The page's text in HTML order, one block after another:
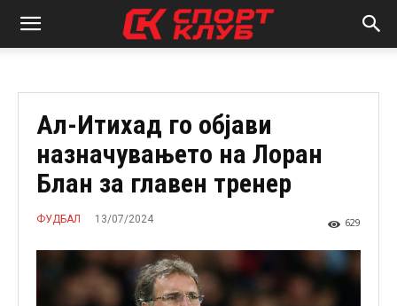
Ал-Итихад го објави
назначувањето на Лоран
Блан за главен тренер
ФУДБАЛ 13/07/2024 629